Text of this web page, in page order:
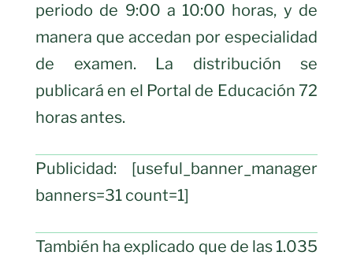
periodo de 9:00 a 10:00 horas, y de
manera que accedan por especialidad
de examen. La distribución se
publicará en el Portal de Educación 72
horas antes.
Publicidad: [useful_banner_manager
banners=31 count=1]
También ha explicado que de las 1.035